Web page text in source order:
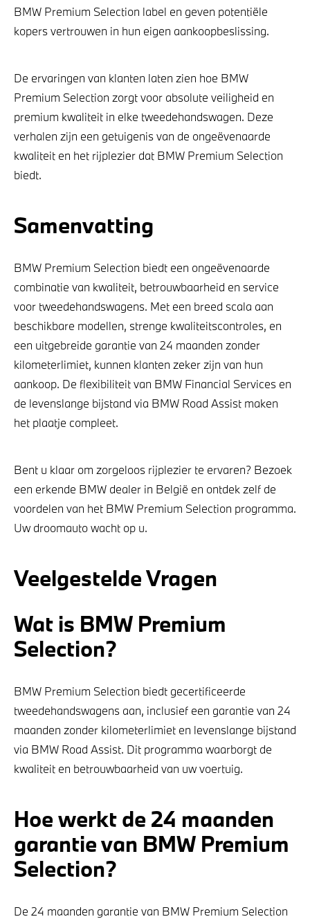
BMW Premium Selection label en geven potentiële
kopers vertrouwen in hun eigen aankoopbeslissing.
De ervaringen van klanten laten zien hoe BMW
Premium Selection zorgt voor absolute veiligheid en
premium kwaliteit in elke tweedehandswagen. Deze
verhalen zijn een getuigenis van de ongeëvenaarde
kwaliteit en het rijplezier dat BMW Premium Selection
biedt.
Samenvatting
BMW Premium Selection biedt een ongeëvenaarde
combinatie van kwaliteit, betrouwbaarheid en service
voor tweedehandswagens. Met een breed scala aan
beschikbare modellen, strenge kwaliteitscontroles, en
een uitgebreide garantie van 24 maanden zonder
kilometerlimiet, kunnen klanten zeker zijn van hun
aankoop. De flexibiliteit van BMW Financial Services en
de levenslange bijstand via BMW Road Assist maken
het plaatje compleet.
Bent u klaar om zorgeloos rijplezier te ervaren? Bezoek
een erkende BMW dealer in België en ontdek zelf de
voordelen van het BMW Premium Selection programma.
Uw droomauto wacht op u.
Veelgestelde Vragen
Wat is BMW Premium
Selection?
BMW Premium Selection biedt gecertificeerde
tweedehandswagens aan, inclusief een garantie van 24
maanden zonder kilometerlimiet en levenslange bijstand
via BMW Road Assist. Dit programma waarborgt de
kwaliteit en betrouwbaarheid van uw voertuig.
Hoe werkt de 24 maanden
garantie van BMW Premium
Selection?
De 24 maanden garantie van BMW Premium Selection